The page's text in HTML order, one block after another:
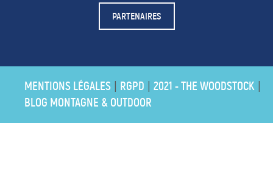
POUR LIKER
TA MER
PARTENAIRES
MENTIONS LÉGALES RGPD 2021 - THE WOODSTOCK
BLOG MONTAGNE & OUTDOOR